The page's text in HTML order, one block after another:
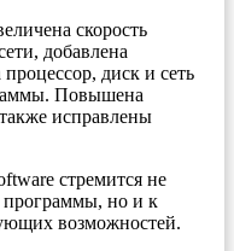
скорость
добавлена
диск и сеть
Повышена
исправлены
стремится не
но и к
возможностей.